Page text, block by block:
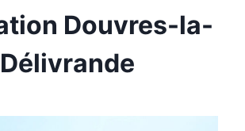
Douvres-la-
Délivrande